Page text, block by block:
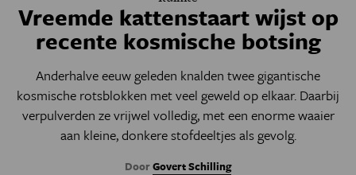
Vreemde kattenstaart wijst op
recente kosmische botsing
Anderhalve eeuw geleden knalden twee gigantische
kosmische rotsblokken met veel geweld op elkaar. Daarbij
verpulverden ze vrijwel volledig, met een enorme waaier
aan kleine, donkere stofdeeltjes als gevolg.
DoorGovert Schilling